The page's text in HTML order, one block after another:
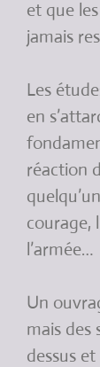
et que
jamais
Les
en
réaction
courage,
l’armée…
Un
mais des
dessus